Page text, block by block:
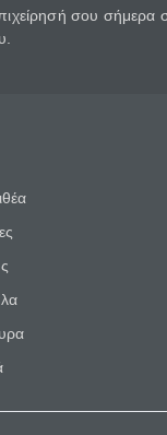
σου σήμερα